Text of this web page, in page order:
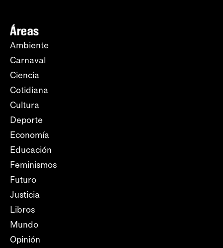
Áreas
Ambiente
Carnaval
Ciencia
Cotidiana
Cultura
Deporte
Economía
Educación
Feminismos
Futuro
Justicia
Libros
Mundo
Opinión